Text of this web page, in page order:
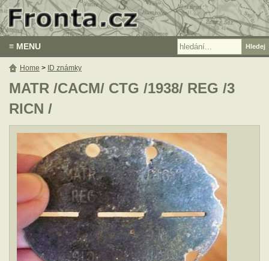
≡ MENU
MATR /CACM/ CTG /1938/ REG /3
RICN /
Home > ID známky